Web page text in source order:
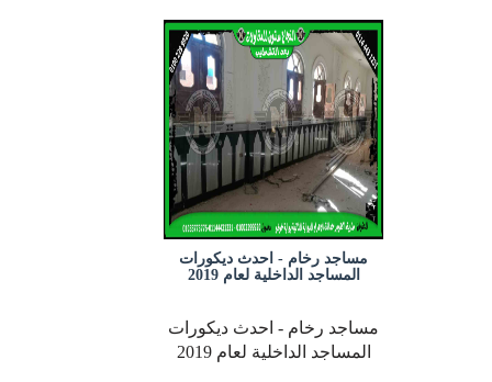
مساجد رخام - احدث ديكورات
المساجد الداخلية لعام 2019
مساجد رخام - احدث ديكورات
المساجد الداخلية لعام 2019